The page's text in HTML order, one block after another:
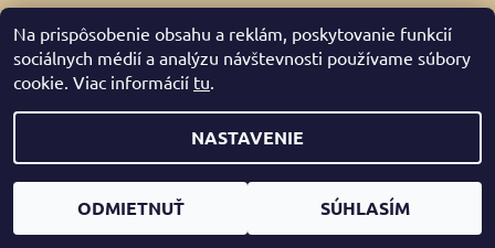
2026 © Mazreku Skin Boutique, všetky práva vyhradené
Upraviť nastavenie cookies
Vytvoril Shoptet
Na prispôsobenie obsahu a reklám, poskytovanie funkcií
sociálnych médií a analýzu návštevnosti používame súbory
cookie. Viac informácií tu.
NASTAVENIE
ODMIETNUŤ SÚHLASÍM